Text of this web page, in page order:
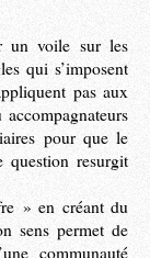
un voile sur les
qui s’imposent
pas aux
pour que le
question resurgit
» en créant du
sens permet de
communauté